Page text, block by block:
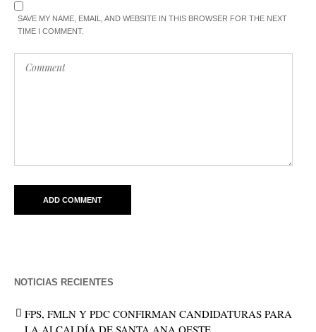
SAVE MY NAME, EMAIL, AND WEBSITE IN THIS BROWSER FOR THE NEXT
TIME I COMMENT.
NOTICIAS RECIENTES
FPS, FMLN Y PDC CONFIRMAN CANDIDATURAS PARA
LA ALCALDÍA DE SANTA ANA OESTE